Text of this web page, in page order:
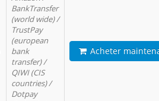
BankTransfer
(world wide) /
TrustPay
(european
bank
transfer) /
QIWI (CIS
countries) /
Dotpay
Acheter